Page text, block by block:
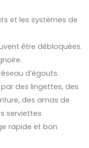
et les systèmes de
être débloquées.
d’égouts.
des lingettes, des
des amas de
serviettes
rapide et bon